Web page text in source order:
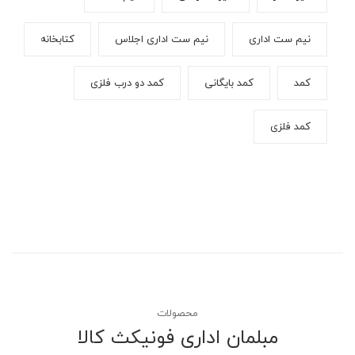
نیم ست اداری نیم ست اداری اجلاس کتابخانه
کمد کمد بایگانی کمد دو درب فلزی
کمد فلزی
محصولات
مبلمان اداری فونیکث کالا